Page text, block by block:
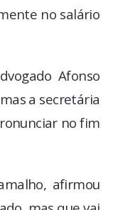
no salário
Afonso
a secretária
no fim
afirmou